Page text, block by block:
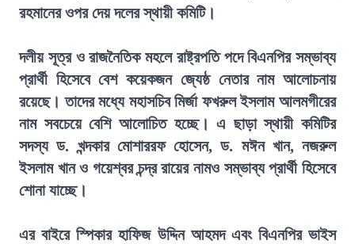
রহমানের ওপর দেয় দলের স্থায়ী কমিটি।
দলীয় সূত্র ও রাজনৈতিক মহলে রাষ্ট্রপতি পদে বিএনপির সম্ভাব্য
প্রার্থী হিসেবে বেশ কয়েকজন জ্যেষ্ঠ নেতার নাম আলোচনায়
রয়েছে। তাদের মধ্যে মহাসচিব মির্জা ফখরুল ইসলাম আলমগীরের
নাম সবচেয়ে বেশি আলোচিত হচ্ছে। এ ছাড়া স্থায়ী কমিটির
সদস্য ড. খন্দকার মোশাররফ হোসেন, ড. মঈন খান, নজরুল
ইসলাম খান ও গয়েশ্বর চন্দ্র রায়ের নামও সম্ভাব্য প্রার্থী হিসেবে
শোনা যাচ্ছে।
এর বাইরে স্পিকার হাফিজ উদ্দিন আহমদ এবং বিএনপির ভাইস